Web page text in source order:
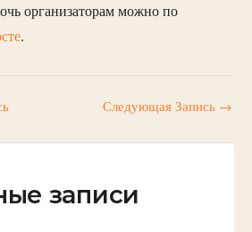
организаторам можно по
.
Следующая Запись →
записи